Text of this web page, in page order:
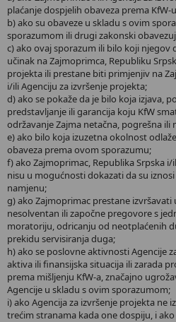
plaćanje dospjelih obaveza prema KfW-
b) ako su obaveze u skladu s ovim
sporazumom ili drugi zakonski
c) ako ovaj sporazum ili bilo koji
učinak na Zajmoprimca, Republiku
projekta ili prestane biti primjenjiv na
i/ili Agenciju za izvršenje projekta;
d) ako se pokaže da je bilo koja izjava,
predstavljanje ili garancija koju KfW
održavanje Zajma netačna, pogrešna ili
e) ako bilo koja izuzetna okolnost
obaveza prema ovom sporazumu;
f) ako Zajmoprimac, Republika Srpska
nisu u mogućnosti dokazati da su
namjenu;
g) ako Zajmoprimac prestane
nesolventan ili započne pregovore s
moratoriju, odricanju od neotplaćenih
prekidu servisiranja duga;
h) ako se poslovne aktivnosti Agencije
aktiva ili finansijska situacija ili zarada
prema mišljenju KfW-a, značajno
Agencije u skladu s ovim sporazumom;
i) ako Agencija za izvršenje projekta ne
trećim stranama kada one dospiju, i